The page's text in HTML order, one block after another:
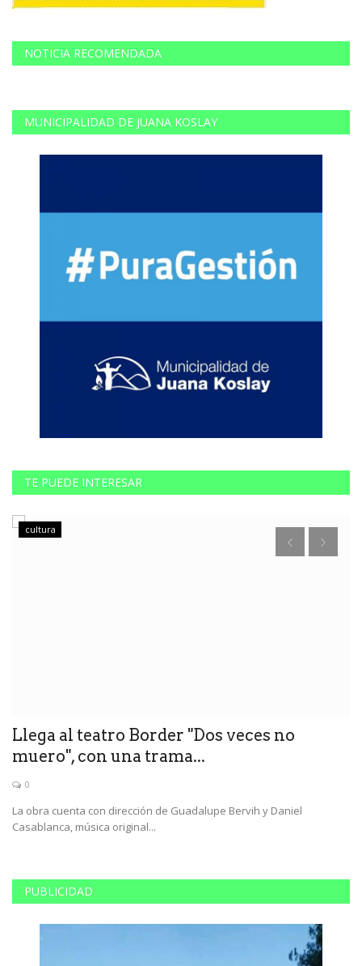
NOTICIA RECOMENDADA
MUNICIPALIDAD DE JUANA KOSLAY
TE PUEDE INTERESAR
cultura
Llega al teatro Border "Dos veces no
muero", con una trama...
0
La obra cuenta con dirección de Guadalupe Bervih y Daniel
Casablanca, música original...
PUBLICIDAD